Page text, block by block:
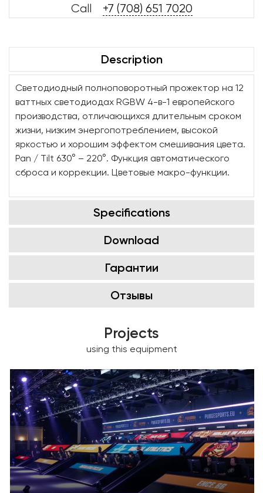
Call +7 (708) 651 7020
Description
Cветодиодный полноповоротный прожектор на 12
ваттных светодиодах RGBW 4-в-1 европейского
производства, отличающихся длительным сроком
жизни, низким энергопотреблением, высокой
яркостью и хорошим эффектом смешивания цвета.
Pan / Tilt 630° – 220°. Функция автоматического
сброса и коррекции. Цветовые макро-функции.
Specifications
Download
Гарантии
Отзывы
Projects
using this equipment